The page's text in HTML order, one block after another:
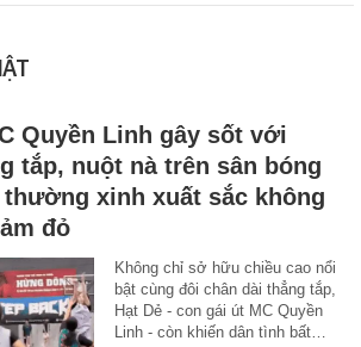
Quyền Linh gây sốt với
tắp, nuột nà trên sân bóng
xinh xuất sắc không
đỏ
Không chỉ sở hữu chiều cao nổi
bật cùng đôi chân dài thẳng tắp,
Hạt Dẻ - con gái út MC Quyền
Linh - còn khiến dân tình bất…